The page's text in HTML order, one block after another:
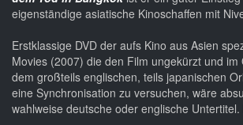
eigenständige asiatische Kinoschaffen mit
Erstklassige DVD der aufs Kino aus Asien
Movies (2007) die den Film ungekürzt und
dem großteils englischen, teils japanischen
eine Synchronisation zu versuchen, wäre
wahlweise deutsche oder englische